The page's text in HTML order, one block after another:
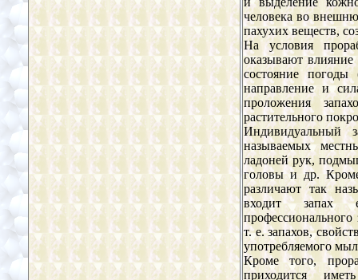
человека во
пахуxих веществ,
На условия
оказывают влияние
состояние погоды
направление и
проложения
растительного
Индивидуальный
называемых
ладоней рук,
головы и др.
различают так
входит запах
т. е. запахов,
употребляемого
Кроме того,
приходится